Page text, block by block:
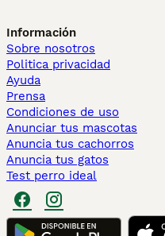
Información
Sobre nosotros
Politica privacidad
Ayuda
Prensa
Condiciones de uso
Anunciar tus mascotas
Anuncia tus cachorros
Anuncia tus gatos
Test perro ideal